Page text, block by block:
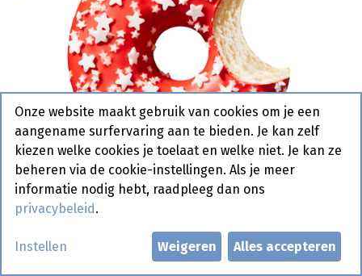
1175 Donut Winter La Lorraine
Onze website maakt gebruik van cookies om je een
aangename surfervaring aan te bieden. Je kan zelf
kiezen welke cookies je toelaat en welke niet. Je kan ze
beheren via de cookie-instellingen. Als je meer
informatie nodig hebt, raadpleeg dan ons
privacybeleid .
Instellen Weigeren Alles accepteren